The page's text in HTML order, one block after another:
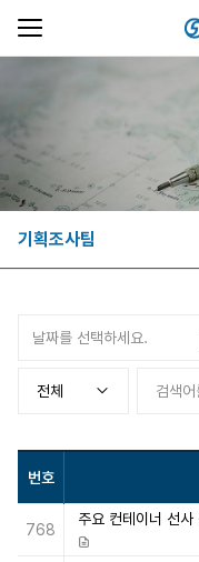
기획조사팀
번호
768
첨부파일